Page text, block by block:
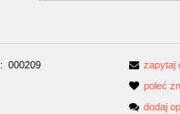
000209
zapytaj
poleć
dodaj